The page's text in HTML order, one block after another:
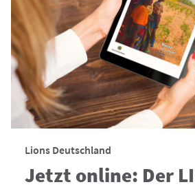
Lions Deutschland
Jetzt online: Der